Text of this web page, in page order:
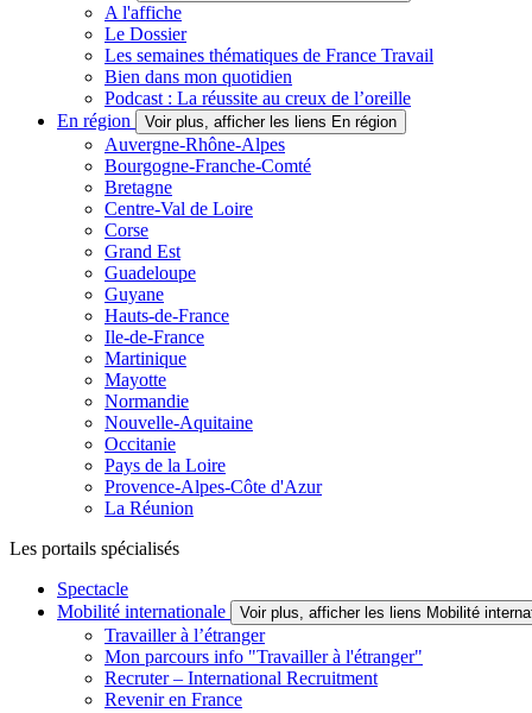
A l'affiche
Le Dossier
Les semaines thématiques de France Travail
Bien dans mon quotidien
Podcast : La réussite au creux de l’oreille
En région
Voir plus, afficher les liens En région
Auvergne-Rhône-Alpes
Bourgogne-Franche-Comté
Bretagne
Centre-Val de Loire
Corse
Grand Est
Guadeloupe
Guyane
Hauts-de-France
Ile-de-France
Martinique
Mayotte
Normandie
Nouvelle-Aquitaine
Occitanie
Pays de la Loire
Provence-Alpes-Côte d'Azur
La Réunion
Les portails spécialisés
Spectacle
Mobilité internationale
Voir plus, afficher les liens Mobilité
Travailler à l’étranger
Mon parcours info "Travailler à l'étranger"
Recruter – International Recruitment
Revenir en France